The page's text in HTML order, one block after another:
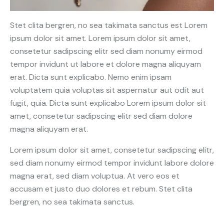
Stet clita bergren, no sea takimata sanctus est Lorem
ipsum dolor sit amet. Lorem ipsum dolor sit amet,
consetetur sadipscing elitr sed diam nonumy eirmod
tempor invidunt ut labore et dolore magna aliquyam
erat. Dicta sunt explicabo. Nemo enim ipsam
voluptatem quia voluptas sit aspernatur aut odit aut
fugit, quia. Dicta sunt explicabo Lorem ipsum dolor sit
amet, consetetur sadipscing elitr sed diam dolore
magna aliquyam erat.
Lorem ipsum dolor sit amet, consetetur sadipscing elitr,
sed diam nonumy eirmod tempor invidunt labore dolore
magna erat, sed diam voluptua. At vero eos et
accusam et justo duo dolores et rebum. Stet clita
bergren, no sea takimata sanctus.